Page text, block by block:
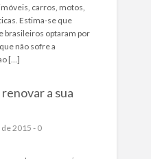
carros, motos,
Estima-se que
brasileiros optaram por
não sofre a
[…]
a sua
2015 - 0